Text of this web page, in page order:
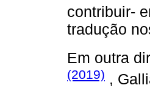
contribuir-
tradução
Em outra
(2019) ,